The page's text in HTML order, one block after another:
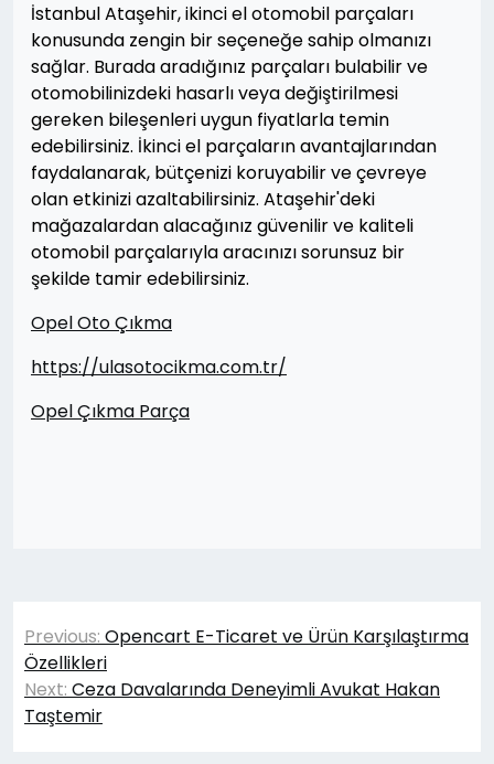
İstanbul Ataşehir, ikinci el otomobil parçaları
konusunda zengin bir seçeneğe sahip olmanızı
sağlar. Burada aradığınız parçaları bulabilir ve
otomobilinizdeki hasarlı veya değiştirilmesi
gereken bileşenleri uygun fiyatlarla temin
edebilirsiniz. İkinci el parçaların avantajlarından
faydalanarak, bütçenizi koruyabilir ve çevreye
olan etkinizi azaltabilirsiniz. Ataşehir'deki
mağazalardan alacağınız güvenilir ve kaliteli
otomobil parçalarıyla aracınızı sorunsuz bir
şekilde tamir edebilirsiniz.
Opel Oto Çıkma
https://ulasotocikma.com.tr/
Opel Çıkma Parça
Yazı
gezinmesi
Previous: Opencart E-Ticaret ve Ürün Karşılaştırma
Özellikleri
Next: Ceza Davalarında Deneyimli Avukat Hakan
Taştemir